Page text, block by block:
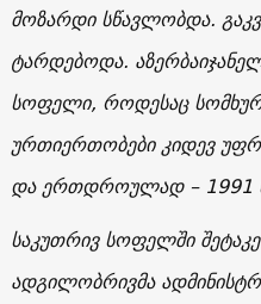
მოზარდი სწავლობდა.
ტარდებოდა.
სოფელი, როდესაც
ურთიერთობები კიდევ
და ერთდროულად – 1991
საკუთრივ სოფელში
ადგილობრივმა